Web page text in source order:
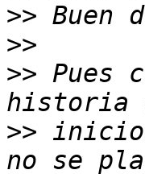
>>
>>
>> Pues
>>